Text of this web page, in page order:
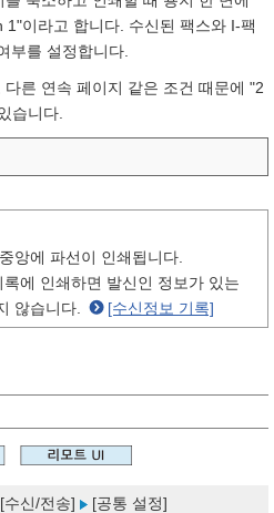
이라고 합니다. 수신된 팩스와 I-팩
부를 설정합니다.
른 연속 페이지 같은 조건 때문에 "2
습니다.
앙에 파선이 인쇄됩니다.
에 인쇄하면 발신인 정보가 있는
않습니다.
[수신정보 기록]
[수신/전송] [공통 설정]